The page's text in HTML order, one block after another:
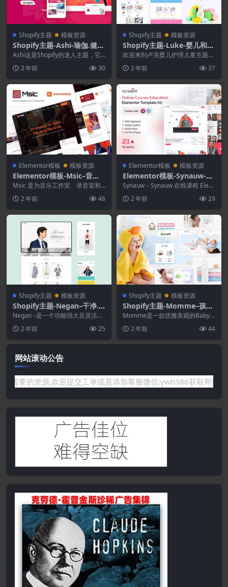
Shopify主题 模板资源
Shopify主题-Ashi-瑜伽.健身
Shopify主题
Ashi这是Shopify的迷人主题，它
是为销售瑜伽，健身和健身产品的
在线商店而...
2 年前 30
Shopify主题 模板资源
Shopify主题-Luke-婴儿和婴
儿用品店Shopify主题
欢迎来到卢克婴儿护理儿童主题世
界。卢克婴儿护理（Luke Baby C
are）是...
2 年前 37
Elementor模板 模板资源
Elementor模板-Msic–音乐
工作室Elementor模板套件
Msic 是为音乐工作室、录音室和
的 Elemen...
2 年前 46
Elementor模板 模板资源
Elementor模板-Synauw-在
线课程教育Elementor模板
套件
Synauw – Synauw 在线课程 Elem
2 年前 29
Shopify主题 模板资源
Shopify主题-Negan–干净.
最小Shopify主题
Negan –是一个功能强大且灵活的
和视网膜...
2 年前 25
Shopify主题 模板资源
Shopify主题-Momme–孩子
们.婴儿用品店Shopify主题
Momme是一款优雅美观的Baby S
的，该...
2 年前 44
网站滚动公告
你需要的资源,欢迎提交工单或是添加客服微信:ywb386获取帮助